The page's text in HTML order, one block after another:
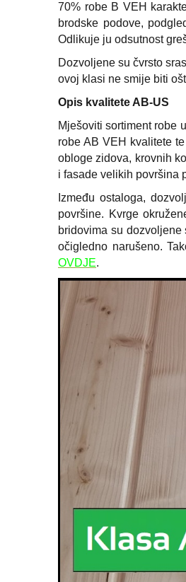
70% robe B VEH
brodske podove,
Odlikuje ju odsutnost
Dozvoljene su čvrsto
ovoj klasi ne smije biti
Opis kvalitete AB-US
Mješoviti sortiment robe
robe AB VEH kvalitete
obloge zidova, krovnih
i fasade velikih površina
Između ostaloga,
površine. Kvrge
bridovima su
očigledno narušeno.
OVDJE.